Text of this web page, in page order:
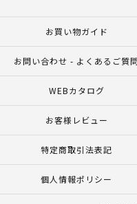
お買い物ガイド
お問い合わせ - よくあるご質
WEBカタログ
お客様レビュー
特定商取引法表記
個人情報ポリシー